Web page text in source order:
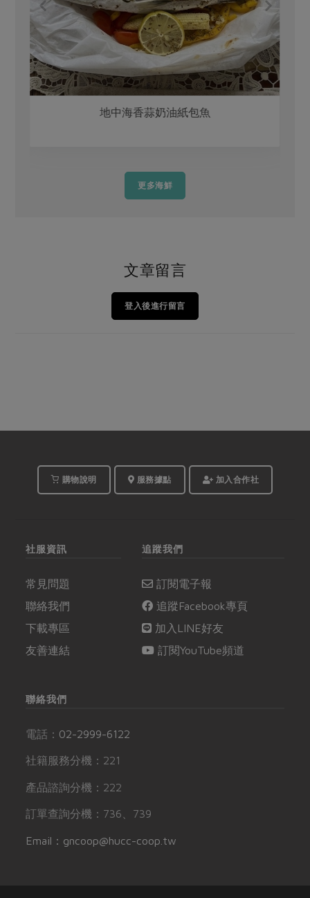
地中海香蒜奶油紙包魚
更多海鮮
文章留言
登入後進行留言
購物說明 服務據點 加入合作社
社服資訊
常見問題
聯絡我們
下載專區
友善連結
追蹤我們
訂閱電子報
追蹤Facebook專頁
加入LINE好友
訂閱YouTube頻道
聯絡我們
電話： 02-2999-6122
社籍服務分機：221
產品諮詢分機：222
訂單查詢分機：736、739
Email：gncoop@hucc-coop.tw